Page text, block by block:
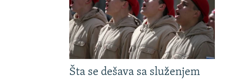
Šta se dešava sa služenjem